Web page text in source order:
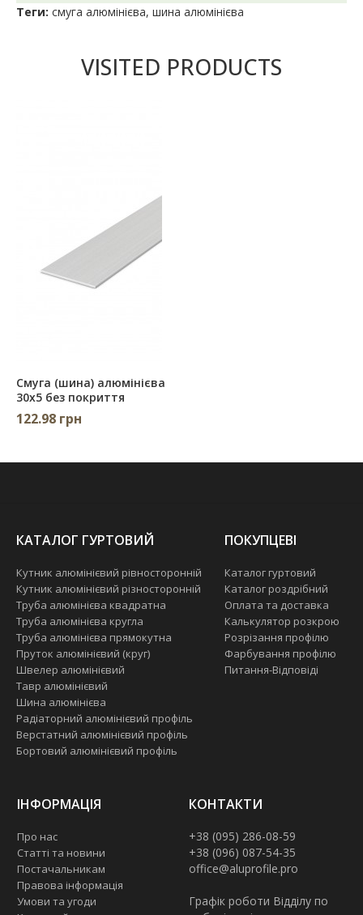
Теги: смуга алюмінієва, шина алюмінієва
VISITED PRODUCTS
Смуга (шина) алюмінієва
30х5 без покриття
122.98 грн
КАТАЛОГ ГУРТОВИЙ
Кутник алюмінієвий рівносторонній
Кутник алюмінієвий різносторонній
Труба алюмінієва квадратна
Труба алюмінієва кругла
Труба алюмінієва прямокутна
Пруток алюмінієвий (круг)
Швелер алюмінієвий
Тавр алюмінієвий
Шина алюмінієва
Радіаторний алюмінієвий профіль
Верстатний алюмінієвий профіль
Бортовий алюмінієвий профіль
ПОКУПЦЕВІ
Каталог гуртовий
Каталог роздрібний
Оплата та доставка
Калькулятор розкрою
Розрізання профілю
Фарбування профілю
Питання-Відповіді
ІНФОРМАЦІЯ
Про нас
Статті та новини
Постачальникам
Правова інформація
Умови та угоди
КОНТАКТИ
+38 (095) 286-08-59
+38 (096) 087-54-35
office@aluprofile.pro
Графік роботи Відділу по